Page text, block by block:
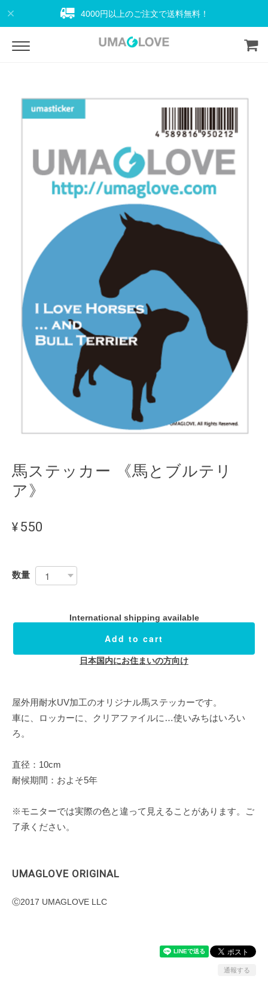
4000円以上のご注文で送料無料！
馬ステッカー 《馬とブルテリ
ア》
¥550
数量
International shipping available
Add to cart
日本国内にお住まいの方向け
屋外用耐水UV加工のオリジナル馬ステッカーです。
車に、ロッカーに、クリアファイルに…使いみちはいろい
ろ。
直径：10cm
耐候期間：およそ5年
※モニターでは実際の色と違って見えることがあります。ご
了承ください。
UMAGLOVE ORIGINAL
Ⓒ2017 UMAGLOVE LLC
通報する